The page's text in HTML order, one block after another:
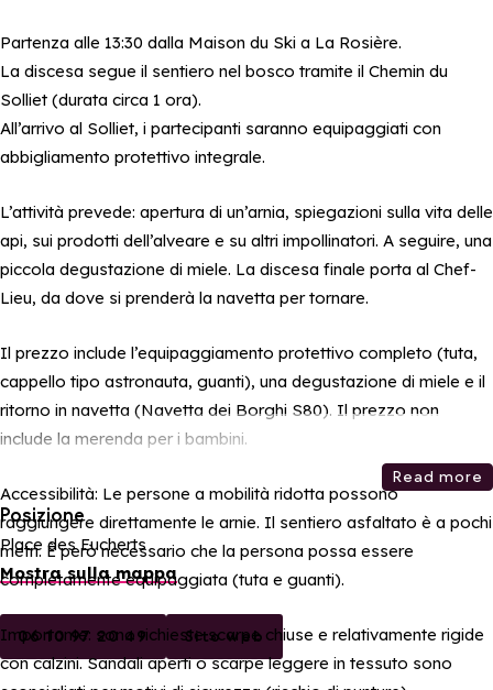
Partenza alle 13:30 dalla Maison du Ski a La Rosière.
La discesa segue il sentiero nel bosco tramite il Chemin du
Solliet (durata circa 1 ora).
All’arrivo al Solliet, i partecipanti saranno equipaggiati con
abbigliamento protettivo integrale.
L’attività prevede: apertura di un’arnia, spiegazioni sulla vita delle
api, sui prodotti dell’alveare e su altri impollinatori. A seguire, una
piccola degustazione di miele. La discesa finale porta al Chef-
Lieu, da dove si prenderà la navetta per tornare.
Il prezzo include l’equipaggiamento protettivo completo (tuta,
cappello tipo astronauta, guanti), una degustazione di miele e il
ritorno in navetta (Navetta dei Borghi S80). Il prezzo non
include la merenda per i bambini.
Accessibilità: Le persone a mobilità ridotta possono
raggiungere direttamente le arnie. Il sentiero asfaltato è a pochi
metri. È però necessario che la persona possa essere
completamente equipaggiata (tuta e guanti).
Importante: sono richieste scarpe chiuse e relativamente rigide
con calzini. Sandali aperti o scarpe leggere in tessuto sono
Read more
Posizione
Place des Eucherts
Mostra sulla mappa
06 10 97 20 49 Sito web